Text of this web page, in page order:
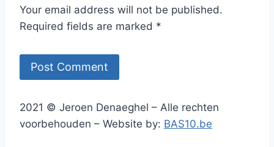
Your email address will not be published.
Required fields are marked *
2021 © Jeroen Denaeghel – Alle rechten
voorbehouden – Website by: BAS10.be